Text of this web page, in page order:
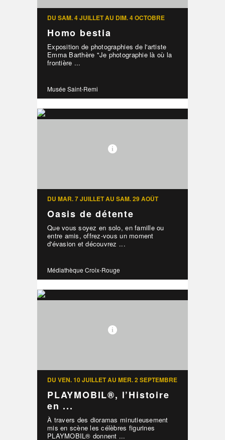
DU SAM. 4 JUILLET AU DIM. 4 OCTOBRE
Homo bestia
Exposition de photographies de l'artiste
Emma Barthère "Je photographie là où la
frontière ...
Musée Saint-Remi
DU MAR. 7 JUILLET AU SAM. 29 AOÛT
Oasis de détente
Que vous soyez en solo, en famille ou
entre amis, offrez-vous un moment
d'évasion et découvrez ...
Médiathèque Croix-Rouge
DU VEN. 10 JUILLET AU MER. 2 SEPTEMBRE
PLAYMOBIL®, l’Histoire
en ...
À travers des dioramas minutieusement
mis en scène les célèbres figurines
PLAYMOBIL® donnent ...